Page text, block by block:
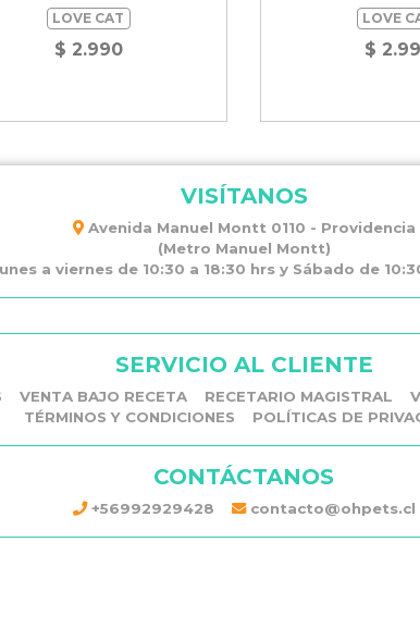
LOVE CAT
$ 2.990
LOVE
$
VISÍTANOS
Avenida Manuel Montt 0110 - Providencia
(Metro Manuel Montt)
a viernes de 10:30 a 18:30 hrs y Sábado de
SERVICIO AL CLIENTE
VENTA BAJO RECETA RECETARIO MAGISTRAL
TÉRMINOS Y CONDICIONES
POLÍTICAS DE
CONTÁCTANOS
+56992929428 contacto@ohpets.cl